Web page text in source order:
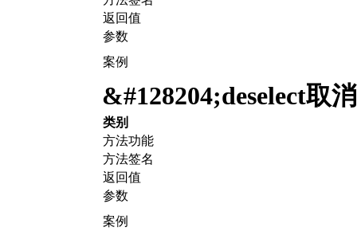
返回值
参数
案例
&#128204;deselect取
类别
方法功能
方法签名
返回值
参数
案例